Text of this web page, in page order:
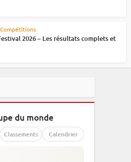
2026 – Les résultats complets et
du monde
Classements Calendrier